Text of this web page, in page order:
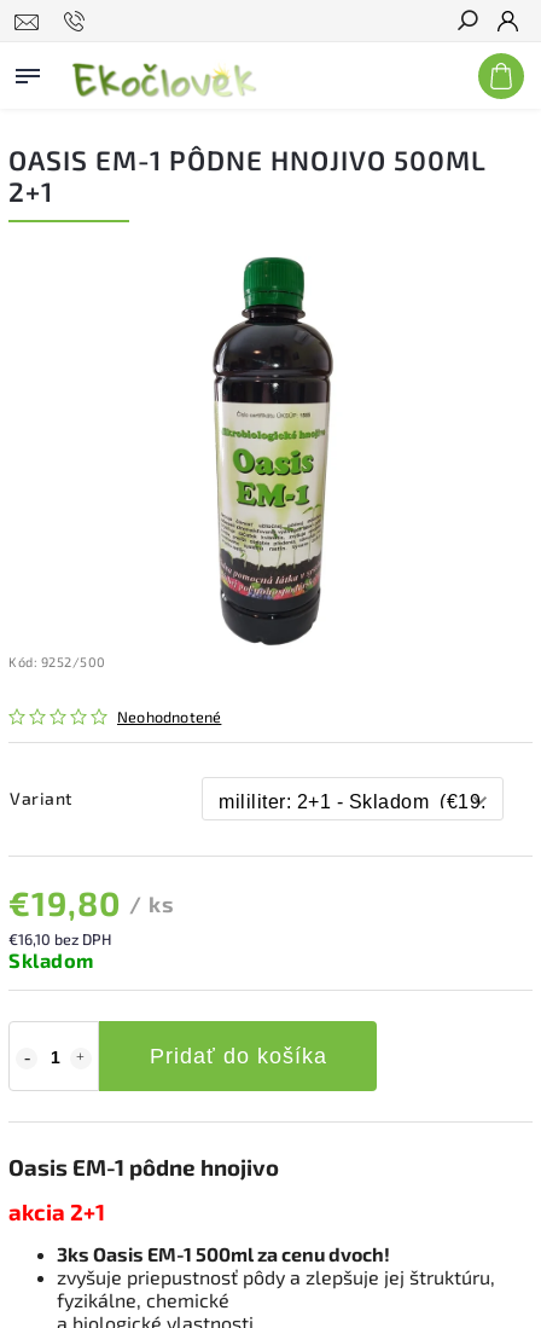
Hľadať
OASIS EM-1 PÔDNE HNOJIVO 500ML
2+1
Kód: 9252/500
Neohodnotené
Variant
€19,80 / ks
€16,10 bez DPH
Skladom
Pridať do košíka
Oasis EM-1 pôdne hnojivo
akcia 2+1
3ks Oasis EM-1 500ml za cenu dvoch!
zvyšuje priepustnosť pôdy a zlepšuje jej štruktúru,
fyzikálne, chemické
a biologické vlastnosti